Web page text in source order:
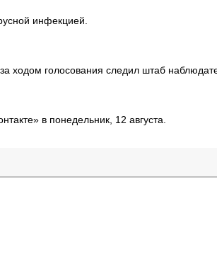
инфекцией.
ходом голосования следил штаб
в понедельник, 12 августа.